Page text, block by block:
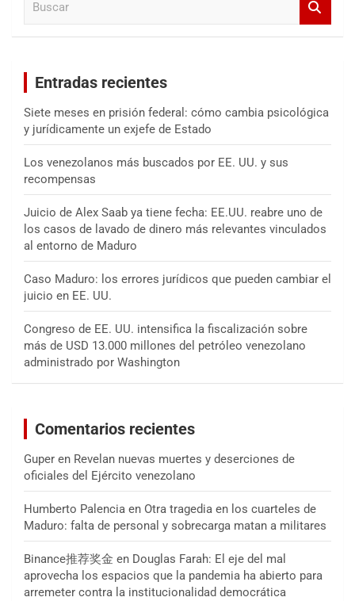
Entradas recientes
Siete meses en prisión federal: cómo cambia psicológica
y jurídicamente un exjefe de Estado
Los venezolanos más buscados por EE. UU. y sus
recompensas
Juicio de Alex Saab ya tiene fecha: EE.UU. reabre uno de
los casos de lavado de dinero más relevantes vinculados
al entorno de Maduro
Caso Maduro: los errores jurídicos que pueden cambiar el
juicio en EE. UU.
Congreso de EE. UU. intensifica la fiscalización sobre
más de USD 13.000 millones del petróleo venezolano
administrado por Washington
Comentarios recientes
Guper en Revelan nuevas muertes y deserciones de
oficiales del Ejército venezolano
Humberto Palencia en Otra tragedia en los cuarteles de
Maduro: falta de personal y sobrecarga matan a militares
Binance推荐奖金 en Douglas Farah: El eje del mal
aprovecha los espacios que la pandemia ha abierto para
arremeter contra la institucionalidad democrática